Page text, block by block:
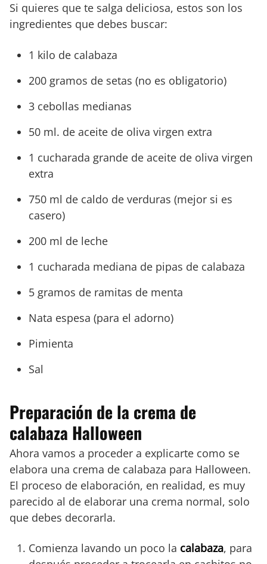
Si quieres que te salga deliciosa, estos son los
ingredientes que debes buscar:
1 kilo de calabaza
200 gramos de setas (no es obligatorio)
3 cebollas medianas
50 ml. de aceite de oliva virgen extra
1 cucharada grande de aceite de oliva virgen
extra
750 ml de caldo de verduras (mejor si es
casero)
200 ml de leche
1 cucharada mediana de pipas de calabaza
5 gramos de ramitas de menta
Nata espesa (para el adorno)
Pimienta
Sal
Preparación de la crema de
calabaza Halloween
Ahora vamos a proceder a explicarte como se
elabora una crema de calabaza para Halloween.
El proceso de elaboración, en realidad, es muy
parecido al de elaborar una crema normal, solo
que debes decorarla.
Comienza lavando un poco la calabaza, para